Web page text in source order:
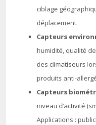
ciblage
déplacement.
Capteurs
humidité, qualité
des climatiseurs
produits anti-
Capteurs
niveau d’activité
Applications :